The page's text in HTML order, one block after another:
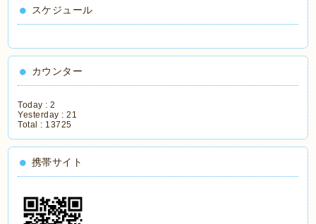
スケジュール
カウンター
Today :2
Yesterday :21
Total : 13725
携帯サイト